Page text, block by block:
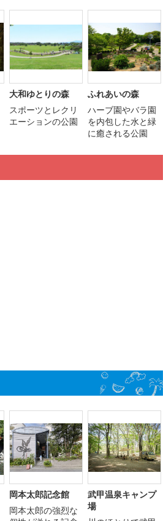
大和ゆとりの森
スポーツとレクリ
エーションの公園
ふれあいの森
ハーブ園やバラ園
を内包した水と緑
に癒される公園
岡本太郎記念館
岡本太郎の強烈な
武甲温泉キャンプ
場